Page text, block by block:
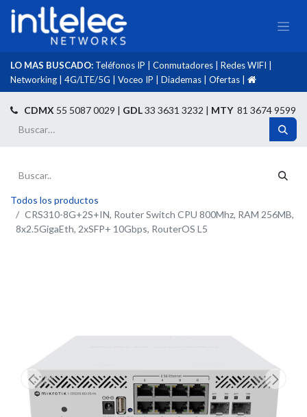
LO MAS BUSCADO: Teléfonos IP Conmutadores Redes WIFI
Networking
4G/LTE/5G Voceo IP Diademas Ofertas
CDMX 55 5087 0029 | GDL33 3631 3232 | MTY81 3674 9599
Todos los productos
CRS310-8G+2S+IN, Router Switch CPU 800Mhz, RAM 256MB,
8x2.5GigaEth, 2xSFP+ 10Gbps, RouterOS L5